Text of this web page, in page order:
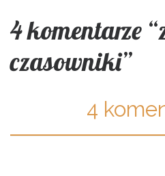
4 komentarze
czasowniki”
4